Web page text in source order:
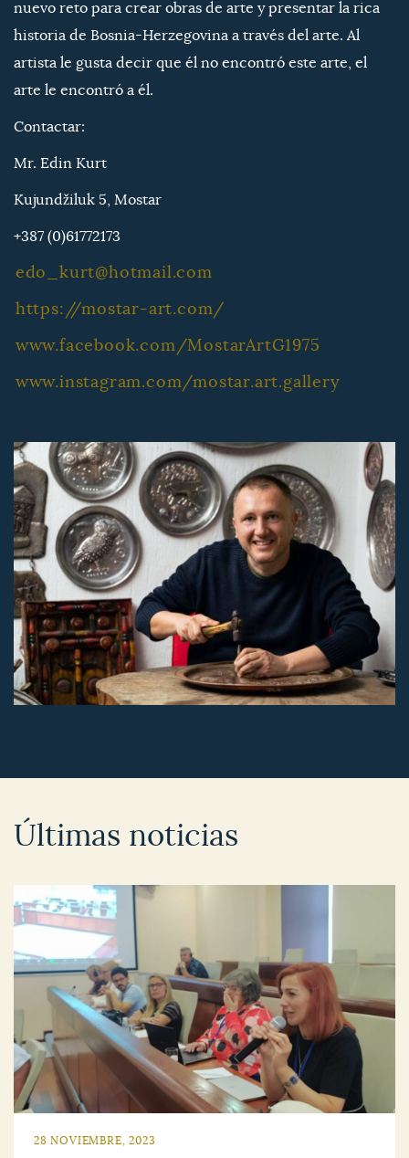
nuevo reto para crear obras de arte y presentar la rica
historia de Bosnia-Herzegovina a través del arte. Al
artista le gusta decir que él no encontró este arte, el
arte le encontró a él.
Contactar:
Mr. Edin Kurt
Kujundžiluk 5, Mostar
+387 (0)61772173
edo_kurt@hotmail.com
https://mostar-art.com/
www.facebook.com/MostarArtG1975
www.instagram.com/mostar.art.gallery
Últimas noticias
28 NOVIEMBRE, 2023